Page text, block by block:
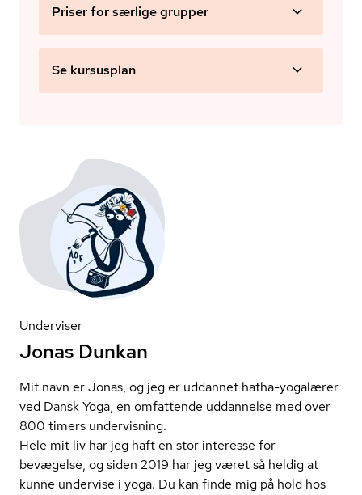
Priser for særlige grupper
Se kursusplan
Underviser
Jonas Dunkan
Mit navn er Jonas, og jeg er uddannet hatha-yogalærer
ved Dansk Yoga, en omfattende uddannelse med over
800 timers undervisning.
Hele mit liv har jeg haft en stor interesse for
bevægelse, og siden 2019 har jeg været så heldig at
kunne undervise i yoga. Du kan finde mig på hold hos